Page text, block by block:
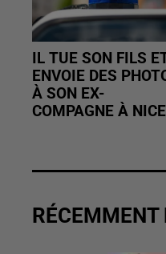
IL TUE SON FILS
ENVOIE DES
À SON EX-
COMPAGNE À NICE
RÉCEMMENT